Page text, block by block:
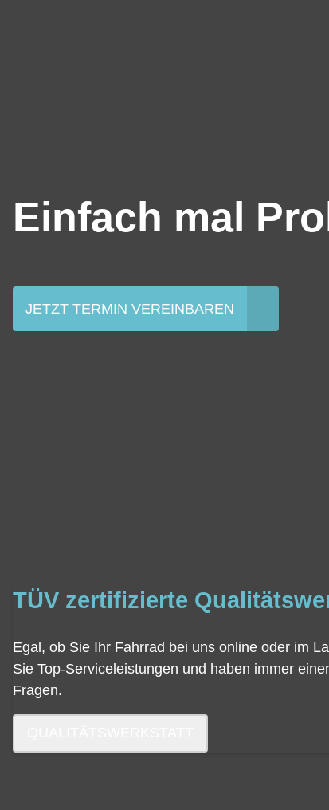
Einfach mal
JETZT TERMIN VEREINBAREN
TÜV zertifizierte
Egal, ob Sie Ihr Fahrrad bei uns online oder im
Sie Top-Serviceleistungen und haben immer
Fragen.